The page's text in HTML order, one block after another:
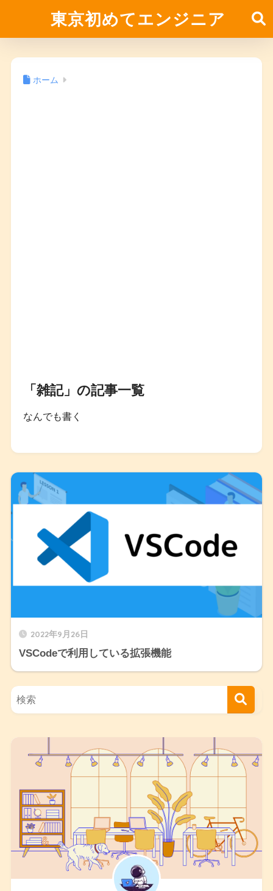
東京初めてエンジニア
ホーム
「雑記」の記事一覧
なんでも書く
2022年9月26日
VSCodeで利用している拡張機能